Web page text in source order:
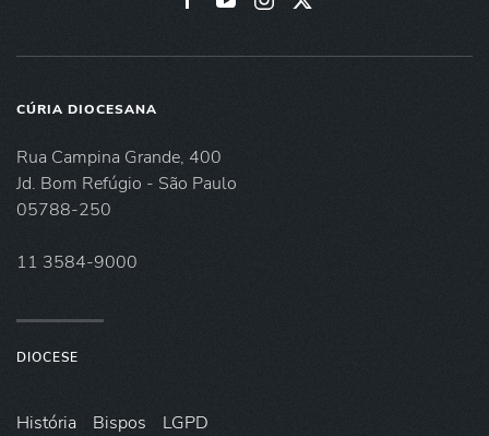
CÚRIA DIOCESANA
Rua Campina Grande, 400
Jd. Bom Refúgio - São Paulo
05788-250
11 3584-9000
DIOCESE
História Bispos LGPD